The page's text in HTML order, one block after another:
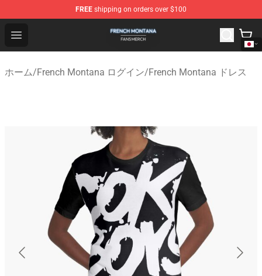
FREE shipping on orders over $100
Open menu
French Montana Shop - Official French Montana
ホーム/French Montana ログイン/French Montana ドレス